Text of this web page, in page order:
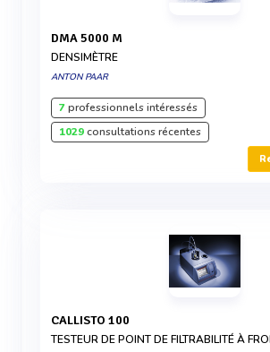
DMA 5000 M
DENSIMÈTRE
ANTON PAAR
7professionnels intéressés
1029consultations récentes
CALLISTO 100
TESTEUR DE POINT DE FILTRABILITÉ À